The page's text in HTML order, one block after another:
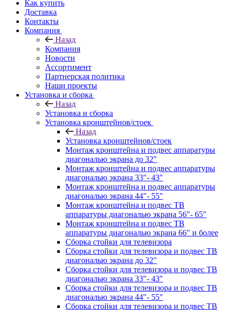
Как купить
Доставка
Контакты
Компания
Назад
Компания
Новости
Ассортимент
Партнерская политика
Наши проекты
Установка и сборка
Назад
Установка и сборка
Установка кронштейнов/стоек
Назад
Установка кронштейнов/стоек
Монтаж кронштейна и подвес аппаратуры
диагональю экрана до 32"
Монтаж кронштейна и подвес аппаратуры
диагональю экрана 33"- 43"
Монтаж кронштейна и подвес аппаратуры
диагональю экрана 44"- 55"
Монтаж кронштейна и подвес ТВ
аппаратуры диагональю экрана 56"- 65"
Монтаж кронштейна и подвес ТВ
аппаратуры диагональю экрана 66" и более
Сборка стойки для телевизора
Сборка стойки для телевизора и подвес ТВ
диагональю экрана до 32"
Сборка стойки для телевизора и подвес ТВ
диагональю экрана 33"- 43"
Сборка стойки для телевизора и подвес ТВ
диагональю экрана 44"- 55"
Сборка стойки для телевизора и подвес ТВ